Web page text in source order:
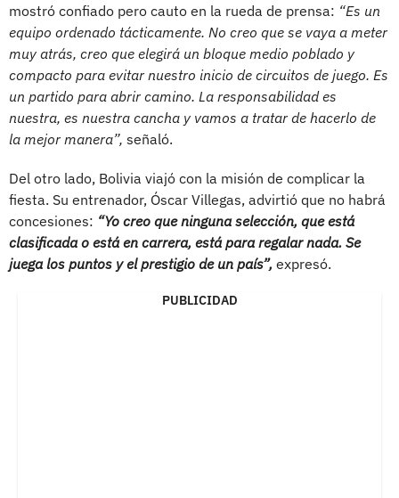
mostró confiado pero cauto en la rueda de prensa: “Es un
equipo ordenado tácticamente. No creo que se vaya a meter
muy atrás, creo que elegirá un bloque medio poblado y
compacto para evitar nuestro inicio de circuitos de juego. Es
un partido para abrir camino. La responsabilidad es
nuestra, es nuestra cancha y vamos a tratar de hacerlo de
la mejor manera”, señaló.
Del otro lado, Bolivia viajó con la misión de complicar la
fiesta. Su entrenador, Óscar Villegas, advirtió que no habrá
concesiones: “Yo creo que ninguna selección, que está
clasificada o está en carrera, está para regalar nada. Se
juega los puntos y el prestigio de un país”, expresó.
PUBLICIDAD